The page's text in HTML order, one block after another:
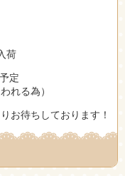
荷
定
れる為）
お待ちしております！